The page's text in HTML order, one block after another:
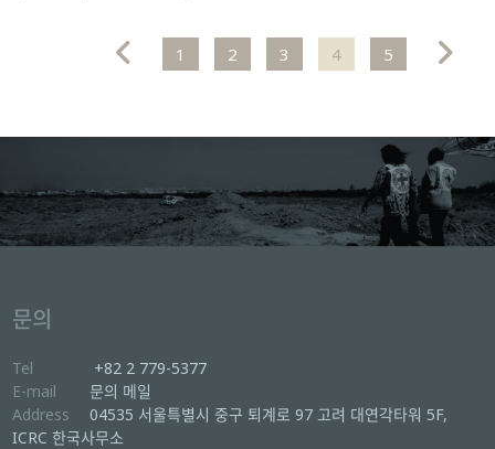
1 2 3 4 5
문의
Tel
+82 2 779-5377
E-mail
문의 메일
Address
04535 서울특별시 중구 퇴계로 97 고려 대연각타워 5F,
ICRC 한국사무소